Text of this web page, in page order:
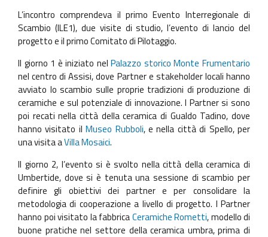
L’incontro comprendeva il primo Evento Interregionale di
Scambio (ILE1), due visite di studio, l’evento di lancio del
progetto e il primo Comitato di Pilotaggio.
Il giorno 1 è iniziato nelPalazzo storico Monte Frumentario
nel centro di Assisi, dove Partner e stakeholder locali hanno
avviato lo scambio sulle proprie tradizioni di produzione di
ceramiche e sul potenziale di innovazione. I Partner si sono
poi recati nella città della ceramica di Gualdo Tadino, dove
hanno visitato ilMuseo Rubboli, e nella città di Spello, per
una visita aVilla Mosaici.
Il giorno 2, l’evento si è svolto nella città della ceramica di
Umbertide, dove si è tenuta una sessione di scambio per
definire gli obiettivi dei partner e per consolidare la
metodologia di cooperazione a livello di progetto. I Partner
hanno poi visitato la fabbricaCeramiche Rometti, modello di
buone pratiche nel settore della ceramica umbra, prima di